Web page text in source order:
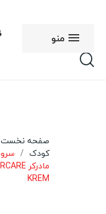
منو
صفحه نخست
کودک
KREM